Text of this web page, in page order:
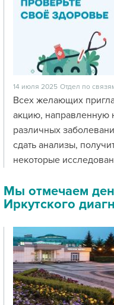
14 июля 2025 Отдел по
Всех желающих
акцию, направленную
различных
сдать анализы,
некоторые
Мы отмечаем
Иркутского